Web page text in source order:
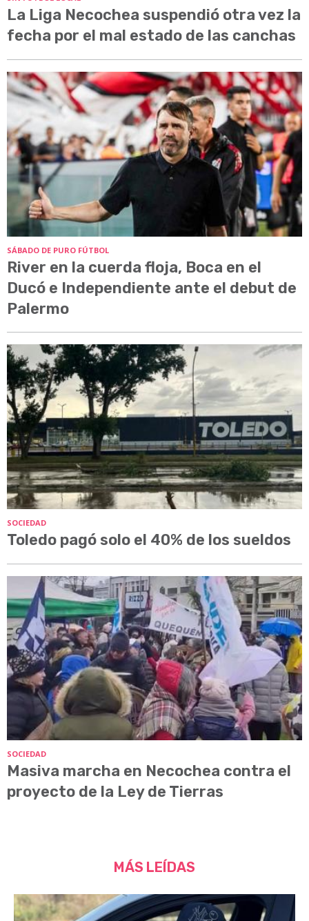
La Liga Necochea suspendió otra vez la
fecha por el mal estado de las canchas
SÁBADO DE PURO FÚTBOL
River en la cuerda floja, Boca en el
Ducó e Independiente ante el debut de
Palermo
SOCIEDAD
Toledo pagó solo el 40% de los sueldos
SOCIEDAD
Masiva marcha en Necochea contra el
proyecto de la Ley de Tierras
MÁS LEÍDAS